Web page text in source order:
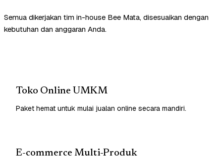
Semua dikerjakan tim in-house Bee Mata, disesuaikan dengan
kebutuhan dan anggaran Anda.
Toko Online UMKM
Paket hemat untuk mulai jualan online secara mandiri.
E-commerce Multi-Produk